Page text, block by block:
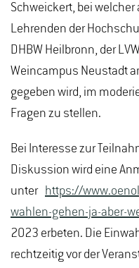
Schweickert, bei
Lehrenden der
DHBW Heilbronn, der
Weincampus Neustadt
gegeben wird, im
Fragen zu stellen.
Bei Interesse zur
Diskussion wird eine
unter https://
wahlen-gehen-ja-aber-
2023 erbeten. Die
rechtzeitig vor der